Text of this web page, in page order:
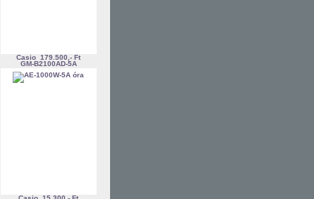
Casio 179.500,- Ft
GM-B2100AD-5A